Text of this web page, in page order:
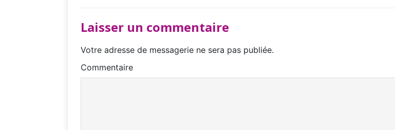
Laisser un commentaire
Votre adresse de messagerie ne sera pas publiée.
Commentaire